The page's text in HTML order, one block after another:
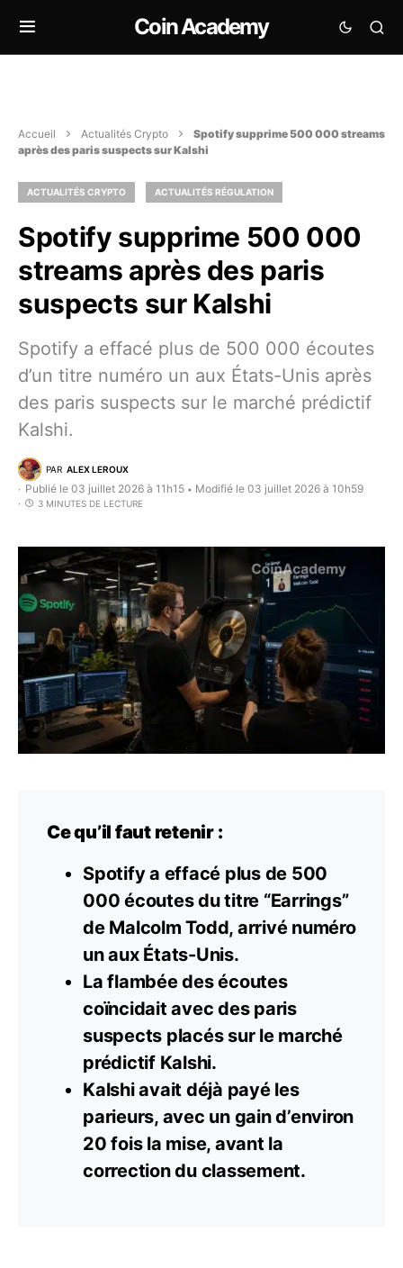
Coin Academy
Accueil Actualités Crypto
Spotify supprime 500 000 streams
après des paris suspects sur Kalshi
ACTUALITÉS CRYPTO ACTUALITÉS RÉGULATION
Spotify supprime 500 000
streams après des paris
suspects sur Kalshi
Spotify a effacé plus de 500 000 écoutes
d’un titre numéro un aux États-Unis après
des paris suspects sur le marché prédictif
Kalshi.
PAR ALEX LEROUX
Publié le 03 juillet 2026 à 11h15 • Modifié le 03 juillet 2026 à 10h59
3 MINUTES DE LECTURE
Ce qu’il faut retenir :
Spotify a effacé plus de 500
000 écoutes du titre “Earrings”
de Malcolm Todd, arrivé numéro
un aux États-Unis.
La flambée des écoutes
coïncidait avec des paris
suspects placés sur le marché
prédictif Kalshi.
Kalshi avait déjà payé les
parieurs, avec un gain d’environ
20 fois la mise, avant la
correction du classement.